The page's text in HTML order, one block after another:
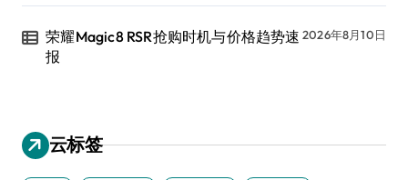
荣耀Magic8 RSR抢购时机与价格趋势速
报
2026年8月10日
云标签